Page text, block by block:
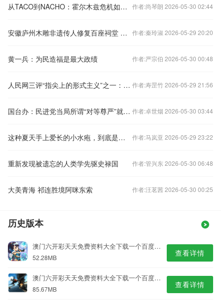
从TACO到NACHO：霍尔木兹危机如何改写加密市场的宏观定价逻辑 作者:尚琴朗 2026-05-30 02:44
安徽庐州木雕非遗传人修复百座祠堂 传承面临后继无人 作者:秦玲淑 2026-05-29 20:20
黄一兵：为民造福是最大政绩 作者:严宗伯 2026-05-30 00:48
人民网三评“指尖上的形式主义”之一：手机都快“瘫痪”了 作者:寿罡竹 2026-05-29 21:56
国台办：民进党当局所谓“对等尊严”就是企图改变两岸同属一中 作者:卓世烟 2026-05-30 03:44
这种夏天手上爱长的小水疱，到底是什么？（附应对方法） 作者:马岚亚 2026-05-29 23:22
重新发现被遗忘的人类学先驱史禄国 作者:管兴东 2026-05-30 06:48
大美青海 祁连胜境阿咪东索 作者:汪茗茜 2026-05-30 00:25
历史版本
澳门六开彩天天免费资料大全下载一个百度V9.6专业版
52.28MB 查看详情
澳门六开彩天天免费资料大全下载一个百度V2.7专业版
85.67MB 查看详情